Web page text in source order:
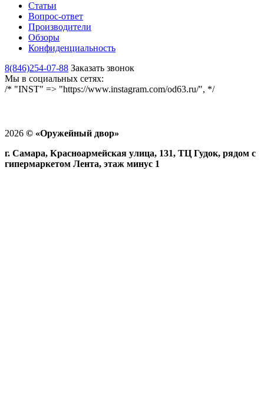
Статьи
Вопрос-ответ
Производители
Обзоры
Конфиденциальность
8(846)254-07-88 Заказать звонок
Мы в социальных сетях:
/* "INST" => "https://www.instagram.com/od63.ru/", */
2026 © «Оружейный двор»
г. Самара, Красноармейская улица, 131, ТЦ Гудок, рядом с
гипермаркетом Лента, этаж минус 1